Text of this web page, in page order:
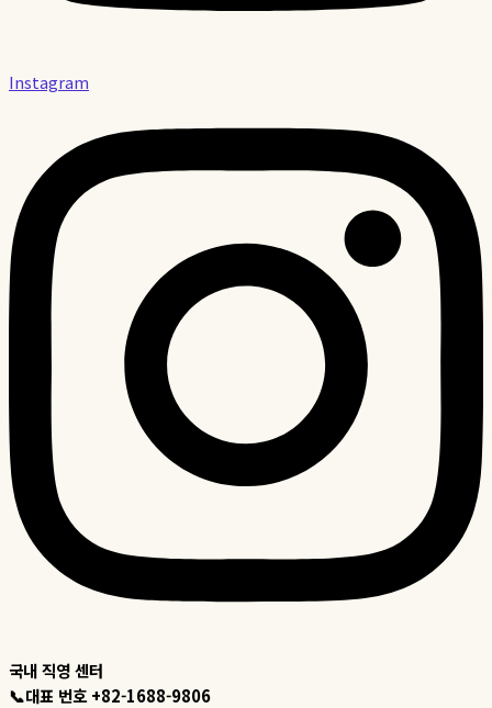
Instagram
국내 직영 센터
📞대표 번호 +82-1688-9806